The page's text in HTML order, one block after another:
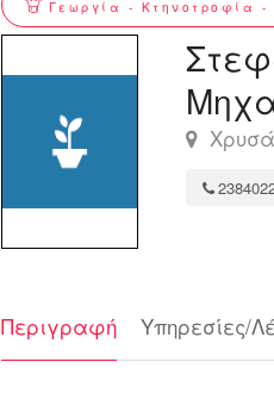
Γεωργία - Κτηνοτροφία -
Περιγραφή Υπηρεσίες/